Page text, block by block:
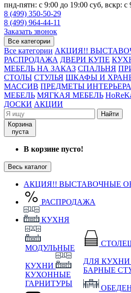
пнд-пятн: с 9:00 до 19:00 суб, вскр: с
8 (499) 350-50-29
8 (499) 964-44-11
Заказать звонок
Все категории
Все категории АКЦИЯ!!
РАСПРОДАЖА ДВЕРИ КУПЕ
МЕБЕЛЬ НА ЗАКАЗ СПАЛЬНЯ
СТОЛЫ СТУЛЬЯ ШКАФЫ И
МАССИВ ПРЕДМЕТЫ ИНТЕРЬЕРА
МЕБЕЛЬ МЯГКАЯ МЕБЕЛЬ
ДОСКИ АКЦИИ
Найти
Корзина
пуста
В корзине пусто!
Весь каталог
АКЦИЯ!! ВЫСТАВОЧНЫЕ
РАСПРОДАЖА
КУХНЯ
МОДУЛЬНЫЕ
КУХНИ
КУХОННЫЕ
ГАРНИТУРЫ
ДЛЯ КУХНИ
БАРНЫЕ